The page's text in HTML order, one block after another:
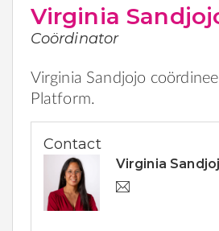
Virginia
Coördinator
Virginia Sandjojo
Platform.
Contact
Virginia
v